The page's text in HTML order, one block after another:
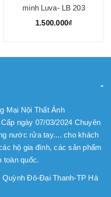
minh Luva- LB 203
1.500.000₫
Mại Nội Thất Ánh
ngày 07/03/2024 Chuyên
nước rửa tay.... cho khách
hộ gia đình, các sản phẩm
toàn quốc.
Đô-Đại Thanh-TP Hà